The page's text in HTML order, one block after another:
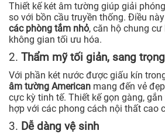
Thiết kế két âm tường giúp giải
so với bồn cầu truyền thống. Điều
các phòng tắm nhỏ, căn hộ chung
không gian tối ưu hóa.
2. Thẩm mỹ tối giản, sang trọng
Với phần két nước được giấu kín
âm tường American mang đến vẻ
cực kỳ tinh tế. Thiết kế gọn gàng,
hợp với các phong cách nội thất cao
3. Dễ dàng vệ sinh